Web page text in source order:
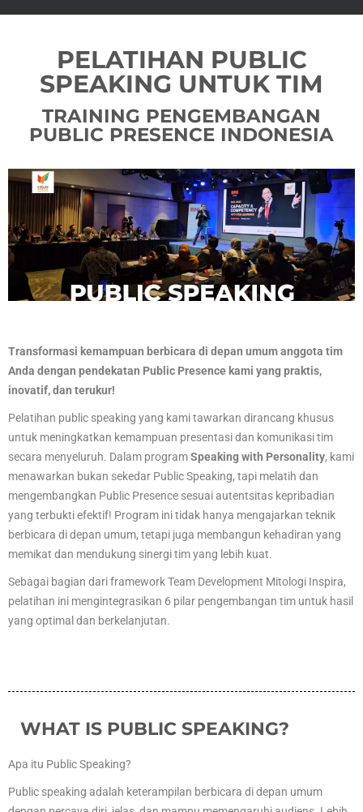
PELATIHAN PUBLIC
SPEAKING UNTUK TIM
TRAINING PENGEMBANGAN
PUBLIC PRESENCE INDONESIA
Transformasi kemampuan berbicara di depan umum anggota tim
Anda dengan pendekatan Public Presence kami yang praktis,
inovatif, dan terukur!
Pelatihan public speaking yang kami tawarkan dirancang khusus
untuk meningkatkan kemampuan presentasi dan komunikasi tim
secara menyeluruh. Dalam programSpeaking with Personality, kami
menawarkan bukan sekedar Public Speaking, tapi melatih dan
mengembangkan Public Presence sesuai autentsitas kepribadian
yang terbukti efektif! Program ini tidak hanya mengajarkan teknik
berbicara di depan umum, tetapi juga membangun kehadiran yang
memikat dan mendukung sinergi tim yang lebih kuat.
Sebagai bagian dari framework Team Development Mitologi Inspira,
pelatihan ini mengintegrasikan 6 pilar pengembangan tim untuk hasil
yang optimal dan berkelanjutan.
WHAT IS PUBLIC SPEAKING?
Apa itu Public Speaking?
Public speaking adalah keterampilan berbicara di depan umum